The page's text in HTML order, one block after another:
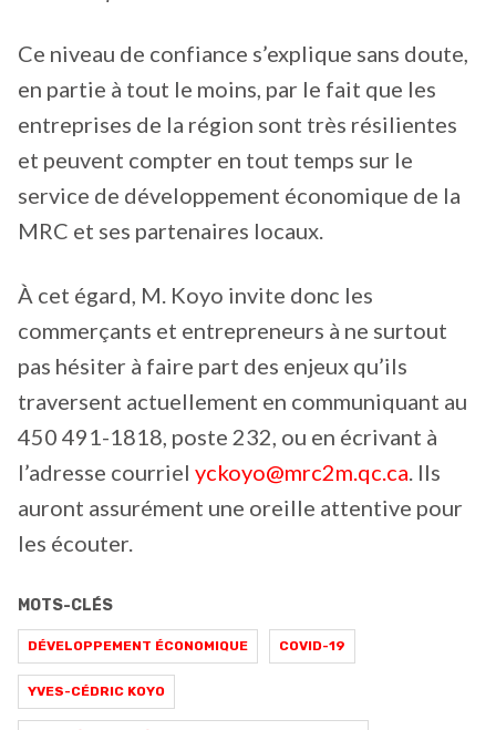
Ce niveau de confiance s’explique sans doute,
en partie à tout le moins, par le fait que les
entreprises de la région sont très résilientes
et peuvent compter en tout temps sur le
service de développement économique de la
MRC et ses partenaires locaux.
À cet égard, M. Koyo invite donc les
commerçants et entrepreneurs à ne surtout
pas hésiter à faire part des enjeux qu’ils
traversent actuellement en communiquant au
450 491-1818, poste 232, ou en écrivant à
l’adresse courriel yckoyo@mrc2m.qc.ca. Ils
auront assurément une oreille attentive pour
les écouter.
MOTS-CLÉS
DÉVELOPPEMENT ÉCONOMIQUE COVID-19
YVES-CÉDRIC KOYO